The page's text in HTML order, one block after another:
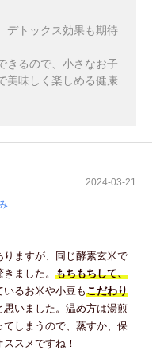
デトックス効果も期待
きるので、小さなお子
美味しく楽しめる健康
2024-03-21
ますが、同じ酵素玄米で
ました。 もちもちして、
いるお米や小豆もこだわり
思いました。温め方は湯煎
しまうので、蒸すか、保
スメですね！